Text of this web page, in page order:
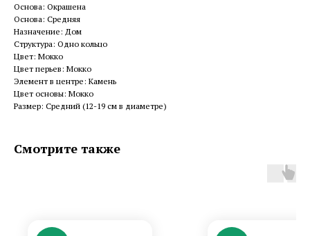
Основа: Окрашена
Основа: Средняя
Назначение: Дом
Структура: Одно кольцо
Цвет: Мокко
Цвет перьев: Мокко
Элемент в центре: Камень
Цвет основы: Мокко
Размер: Средний (12-19 см в диаметре)
Смотрите также